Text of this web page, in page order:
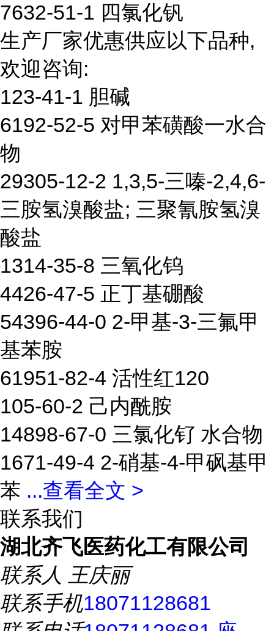
7632-51-1 四氯化钒
生产厂家优惠供应以下品种,
欢迎咨询:
123-41-1 胆碱
6192-52-5 对甲苯磺酸一水合
物
29305-12-2 1,3,5-三嗪-2,4,6-
三胺氢溴酸盐; 三聚氰胺氢溴
酸盐
1314-35-8 三氧化钨
4426-47-5 正丁基硼酸
54396-44-0 2-甲基-3-三氟甲
基苯胺
61951-82-4 活性红120
105-60-2 己内酰胺
14898-67-0 三氯化钌 水合物
1671-49-4 2-硝基-4-甲砜基甲
苯 ...查看全文 >
联系我们
湖北齐飞医药化工有限公司
联系人 王庆丽
联系手机18071128681